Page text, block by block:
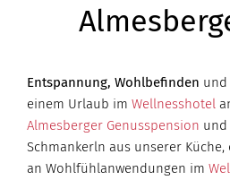
Entspannung, Wohlbefinden und
einem Urlaub im Wellnesshotel
Almesberger Genusspension und
Schmankerln aus unserer
an Wohlfühlanwendungen im